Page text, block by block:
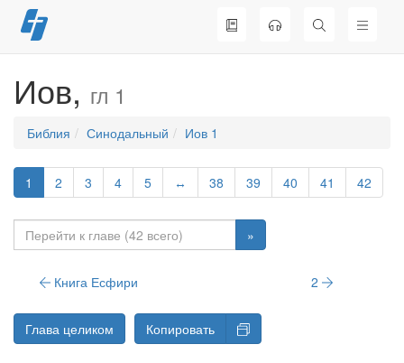
Перейти
к
Иов, гл 1
Библия Синодальный Иов 1
1 2 3 4 5 ↔ 38 39 40 41 42
»
Книга Есфири 2
Глава целиком Копировать